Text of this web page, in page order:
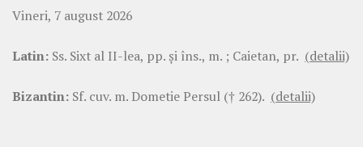
Vineri, 7 august 2026
Latin: Ss. Sixt al II-lea, pp. şi îns., m. ; Caietan, pr. (detalii)
Bizantin: Sf. cuv. m. Dometie Persul († 262). (detalii)